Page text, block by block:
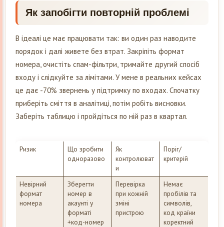
Як запобігти повторній проблемі
В ідеалі це має працювати так: ви один раз наводите
порядок і далі живете без втрат. Закріпіть формат
номера, очистіть спам-фільтри, тримайте другий спосіб
входу і слідкуйте за лімітами. У мене в реальних кейсах
це дає -70% звернень у підтримку по входах. Спочатку
приберіть сміття в аналітиці, потім робіть висновки.
Заберіть таблицю і пройдіться по ній раз в квартал.
Ризик
Що зробити
одноразово
Як
контролюват
и
Поріг/
критерій
Невірний
формат
номера
Зберегти
номер в
акаунті у
форматі
+код-номер
Перевірка
при кожній
зміні
пристрою
Немає
пробілів та
символів,
код країни
коректний